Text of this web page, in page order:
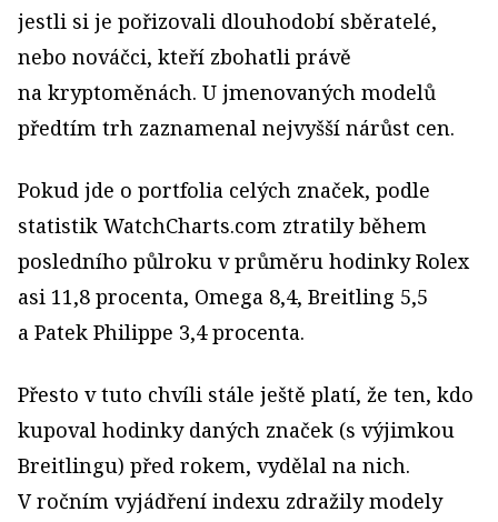
jestli si je pořizovali dlouhodobí sběratelé,
nebo nováčci, kteří zbohatli právě
na kryptoměnách. U jmenovaných modelů
předtím trh zaznamenal nejvyšší nárůst cen.
Pokud jde o portfolia celých značek, podle
statistik WatchCharts.com ztratily během
posledního půlroku v průměru hodinky Rolex
asi 11,8 procenta, Omega 8,4, Breitling 5,5
a Patek Philippe 3,4 procenta.
Přesto v tuto chvíli stále ještě platí, že ten, kdo
kupoval hodinky daných značek (s výjimkou
Breitlingu) před rokem, vydělal na nich.
V ročním vyjádření indexu zdražily modely